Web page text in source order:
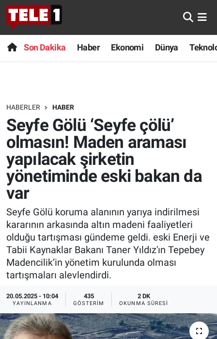
Son Dakika Haber Ekonomi Dünya
HABERLER HABER
Seyfe Gölü ‘Seyfe çölü’
olmasın! Maden araması
yapılacak şirketin
yönetiminde eski bakan da
var
Seyfe Gölü koruma alanının yarıya indirilmesi
kararının arkasında altın madeni faaliyetleri
olduğu tartışması gündeme geldi. eski Enerji ve
Tabii Kaynaklar Bakanı Taner Yıldız'ın Tepebey
Madencilik’in yönetim kurulunda olması
tartışmaları alevlendirdi.
20.05.2025 - 10:04
YAYINLANMA
435
GÖSTERIM
2 DK
OKUNMA SÜRESI
Anında Manşet
Başka Sohbetler
Bilim turu
Bilim ve Teknoloji Evreni
Doğa Konuşuyor
Dünya
Ege Saati
Ege'den Esintiler
Eğitim
Forum
Son Dakika
Haber
Dünya
Teknoloji
Sağlık
Spor
Yayın Akışı
İletişim
Nöbetçi Eczaneler
Hava Durumu
Trafik Durumu
Süper Lig Puan Durumu ve Fikstür
Tüm Manşetler
Son Dakika Haberleri
Haber Arşivi